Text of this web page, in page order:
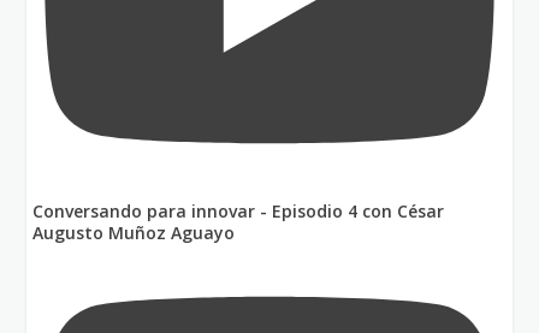
Conversando para innovar - Episodio 4 con César
Augusto Muñoz Aguayo